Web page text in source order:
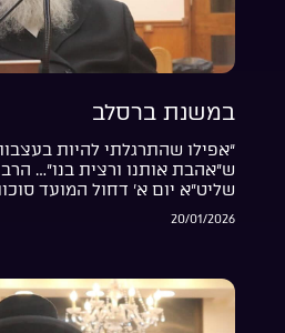
במשנת ברסלב
“אפילו שהתרגלתי להיות
ש”אהבת אותנו ורצית בנו”… הרב
שליט”א יום א’ דחול המועד
20/01/2026